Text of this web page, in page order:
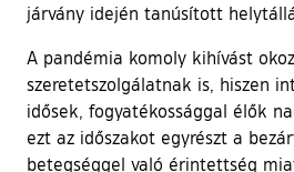
járvány idején tanúsított
A pandémia komoly kihívást
szeretetszolgálatnak is, hiszen
idősek, fogyatékossággal élők
ezt az időszakot egyrészt a
betegséggel való érintettség